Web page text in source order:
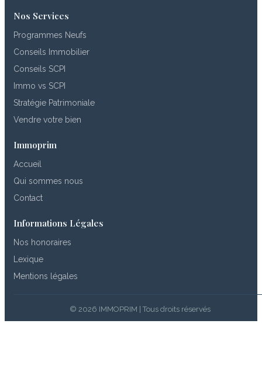
Nos Services
Programmes Neufs
Conseils Immobilier
Conseils SCPI
Immo vs SCPI
Stratégie Patrimoniale
Vendre votre bien
Immoprim
Accueil
Qui sommes nous
Contact
Informations Légales
Nos honoraires
Lexique
Mentions légales
© 2026 IMMOPRIM | Tous droits réservés